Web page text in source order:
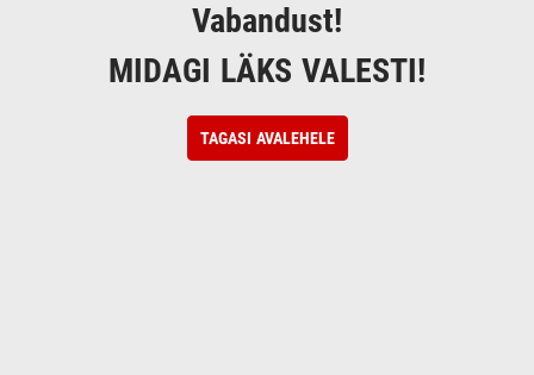
Vabandust!
MIDAGI LÄKS VALESTI!
TAGASI AVALEHELE